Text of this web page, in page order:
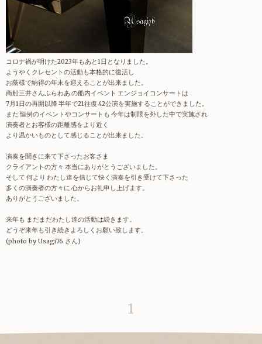
コロナ禍が明けた2023年もあと1日となりました。
ようやくクレセントの活動も本格的に復活し
お蔭様で納得の年末を迎えることが出来ました。
商船三井さんふらわあ の船内イベント エンジョイコンサートは
7月1日の再開以降 半年で21往復 42公演を実施することができました。
また 恒例のイベントやコンサートも 今年は制限を外した中で実施され
演奏者とお客様の距離感をより近く
より温かいものとして感じることが出来ました。
演奏を聞きに来て下さったお客さま
クライアントの方々 本当にありがとうございました。
そして 何より わたし達を信じて快く演奏を引き受けて下さった
多くの演奏者の方々に 心からお礼申し上げます。
ありがとうございました。
来年も まだまだわたし達の活動は続きます。
どうぞ来年も引き続きよろしくお願い致します。
(photo by Usagi76 さん)
1